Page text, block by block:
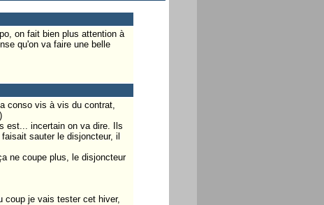
on fait bien plus attention à
qu'on va faire une belle
conso vis à vis du contrat,
est... incertain on va dire. Ils
sauter le disjoncteur, il
ne coupe plus, le disjoncteur
coup je vais tester cet hiver,